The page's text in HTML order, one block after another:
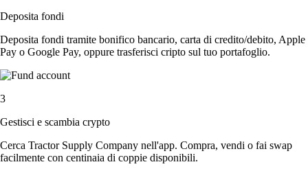
Deposita fondi
Deposita fondi tramite bonifico bancario, carta di credito/debito, Apple
Pay o Google Pay, oppure trasferisci cripto sul tuo portafoglio.
3
Gestisci e scambia crypto
Cerca Tractor Supply Company nell'app. Compra, vendi o fai swap
facilmente con centinaia di coppie disponibili.